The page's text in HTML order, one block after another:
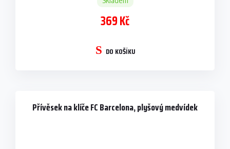
369 Kč
DO KOŠÍKU
Přívěsek na klíče FC Barcelona, plyšový medvídek